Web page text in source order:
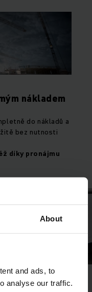
About
and ads, to
analyse our traffic.
nákladem
do nákladů a
bez nutnosti
díky pronájmu